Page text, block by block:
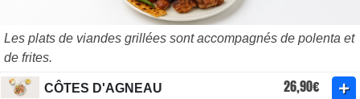
Les plats de viandes grillées sont accompagnés de polenta et
de frites.
CÔTES D'AGNEAU 26,90€